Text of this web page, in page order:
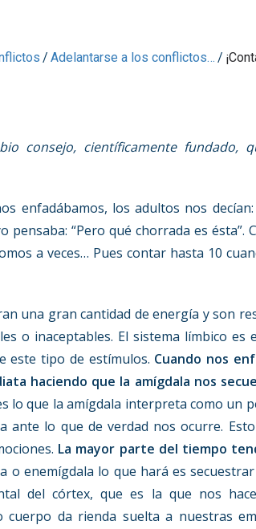
/ Adelantarse a los conflictos… /
consejo, científicamente fundado,
enfadábamos, los adultos nos decían:
pensaba: “Pero qué chorrada es ésta”.
a veces… Pues contar hasta 10
una gran cantidad de energía y son
o inaceptables. El sistema límbico es
este tipo de estímulos. Cuando nos
haciendo que la amígdala nos
lo que la amígdala interpreta como un
ante lo que de verdad nos ocurre.
La mayor parte del tiempo
o enemígdala lo que hará es
del córtex, que es la que nos
cuerpo da rienda suelta a nuestras